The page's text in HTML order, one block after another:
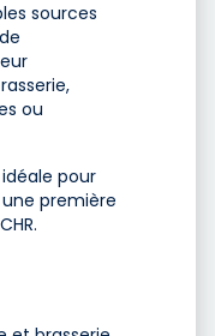
sources
ou
pour
première